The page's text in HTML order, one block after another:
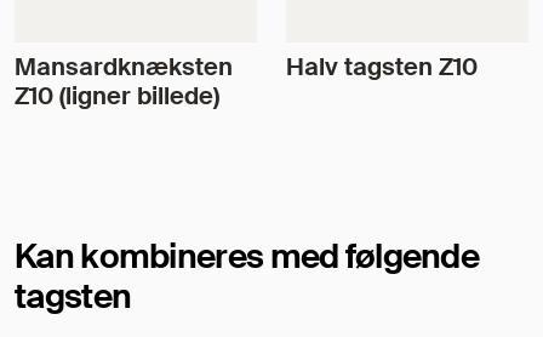
Mansardknæksten
Z10 (ligner billede)
Halv tagsten Z10
Kan kombineres med følgende
tagsten